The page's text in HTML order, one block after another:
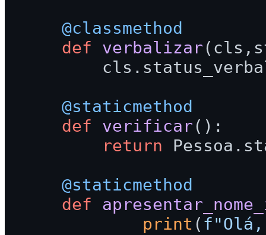
    @classmethod
def
verbalizar(
    @staticmethod
def
verificar():
return
    @staticmethod
def
print ( f"Olá,